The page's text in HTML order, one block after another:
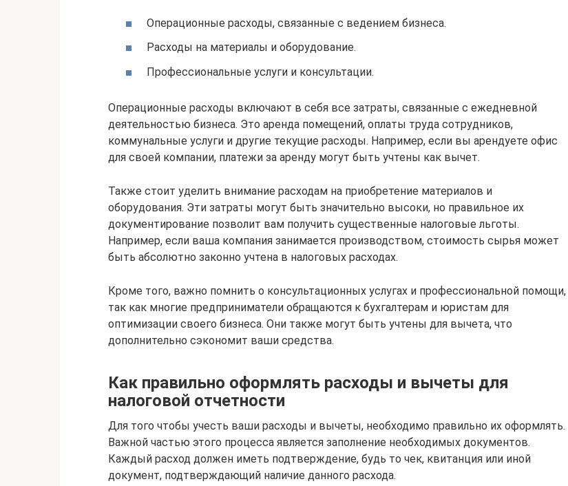
Операционные расходы, связанные с ведением бизнеса.
Расходы на материалы и оборудование.
Профессиональные услуги и консультации.
Операционные расходы включают в себя все затраты, связанные с ежедневной
деятельностью бизнеса. Это аренда помещений, оплаты труда сотрудников,
коммунальные услуги и другие текущие расходы. Например, если вы арендуете офис
для своей компании, платежи за аренду могут быть учтены как вычет.
Также стоит уделить внимание расходам на приобретение материалов и
оборудования. Эти затраты могут быть значительно высоки, но правильное их
документирование позволит вам получить существенные налоговые льготы.
Например, если ваша компания занимается производством, стоимость сырья может
быть абсолютно законно учтена в налоговых расходах.
Кроме того, важно помнить о консультационных услугах и профессиональной помощи,
так как многие предприниматели обращаются к бухгалтерам и юристам для
оптимизации своего бизнеса. Они также могут быть учтены для вычета, что
дополнительно сэкономит ваши средства.
Как правильно оформлять расходы и вычеты для
налоговой отчетности
Для того чтобы учесть ваши расходы и вычеты, необходимо правильно их оформлять.
Важной частью этого процесса является заполнение необходимых документов.
Каждый расход должен иметь подтверждение, будь то чек, квитанция или иной
документ, подтверждающий наличие данного расхода.